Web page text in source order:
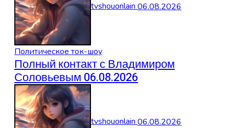
tvshouonlain06.08.2026
Политическое ток-шоу
Полный контакт с Владимиром
Соловьевым 06.08.2026
tvshouonlain06.08.2026